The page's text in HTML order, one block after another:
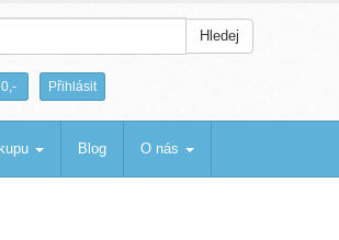
Hledej
0,- Přihlásit
Blog O nás